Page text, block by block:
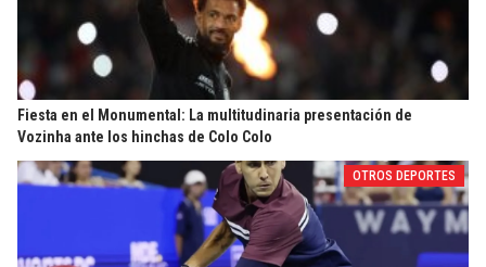
Fiesta en el Monumental: La multitudinaria presentación de
Vozinha ante los hinchas de Colo Colo
OTROS DEPORTES